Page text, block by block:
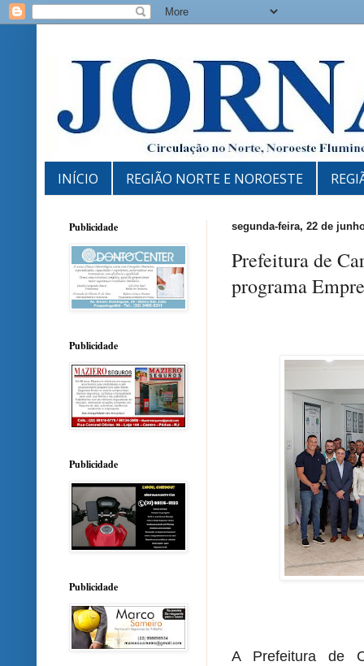
INÍCIO REGIÃO NORTE E NOROESTE
segunda-feira, 22 de
Prefeitura de
programa
A Prefeitura de
Publicidade
Publicidade
Publicidade
Publicidade